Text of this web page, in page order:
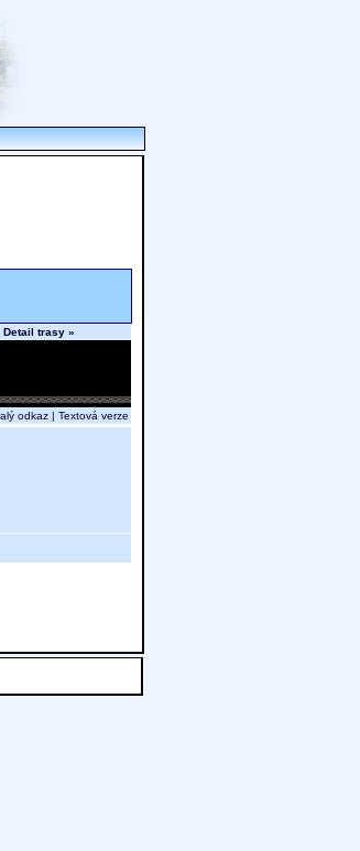
Detail trasy »
odkaz | Textová verze